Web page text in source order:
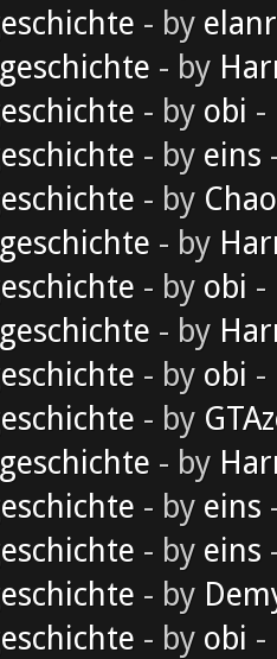
- by
- by
- by obi -
- by eins
- by
- by
- by obi -
- by
- by obi -
- by
- by
- by eins
- by eins
- by
- by obi -